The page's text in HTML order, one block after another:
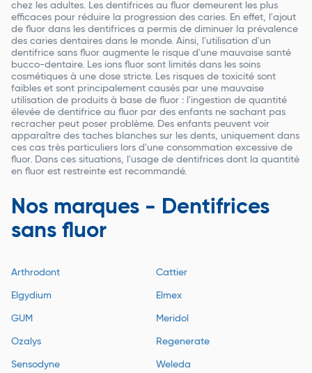
chez les adultes. Les dentifrices au fluor demeurent les plus
efficaces pour réduire la progression des caries. En effet, l'ajout
de fluor dans les dentifrices a permis de diminuer la prévalence
des caries dentaires dans le monde. Ainsi, l'utilisation d'un
dentifrice sans fluor augmente le risque d'une mauvaise santé
bucco-dentaire. Les ions fluor sont limités dans les soins
cosmétiques à une dose stricte. Les risques de toxicité sont
faibles et sont principalement causés par une mauvaise
utilisation de produits à base de fluor : l'ingestion de quantité
élevée de dentifrice au fluor par des enfants ne sachant pas
recracher peut poser problème. Des enfants peuvent voir
apparaître des taches blanches sur les dents, uniquement dans
ces cas très particuliers lors d'une consommation excessive de
fluor. Dans ces situations, l'usage de dentifrices dont la quantité
en fluor est restreinte est recommandé.
Nos marques - Dentifrices
sans fluor
Arthrodont Cattier
Elgydium Elmex
GUM Meridol
Ozalys Regenerate
Sensodyne Weleda